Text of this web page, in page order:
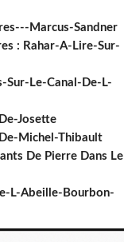
Marcus-Sandner
: Rahar-A-Lire-Sur-
Sur-Le-Canal-De-L-
Josette
Michel-Thibault
De Pierre Dans Le
L-Abeille-Bourbon-